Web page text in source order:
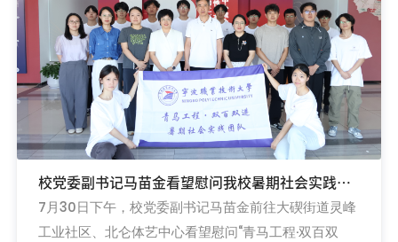
校党委副书记马苗金看望慰问我校暑期社会实践团
队
7月30日下午，校党委副书记马苗金前往大碶街道灵峰
工业社区、北仑体艺中心看望慰问“青马工程·双百双